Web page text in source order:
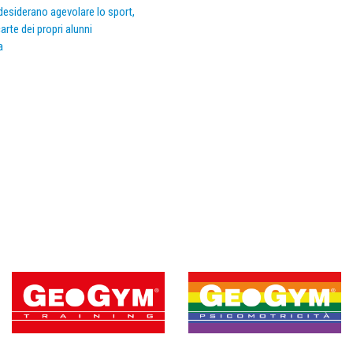
agevolare lo sport,
dei propri alunni